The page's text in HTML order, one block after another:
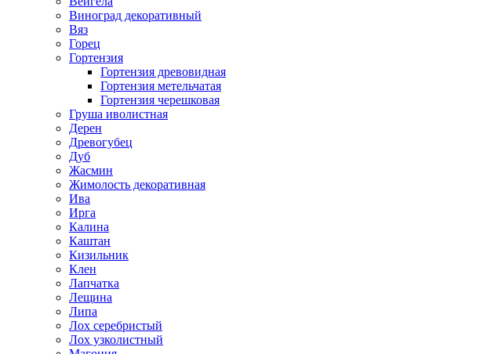
Виноград декоративный
Вяз
Горец
Гортензия
Гортензия древовидная
Гортензия метельчатая
Гортензия черешковая
Груша иволистная
Дерен
Древогубец
Дуб
Жасмин
Жимолость декоративная
Ива
Ирга
Калина
Каштан
Кизильник
Клен
Лапчатка
Лещина
Липа
Лох серебристый
Лох узколистный